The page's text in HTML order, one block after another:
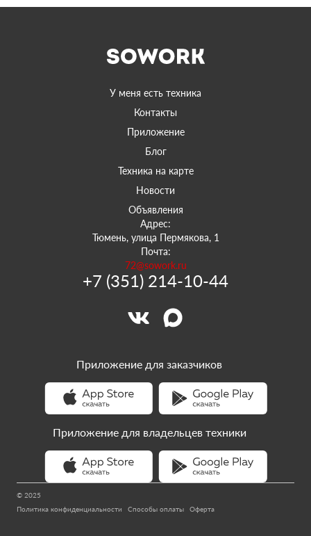
У меня есть техника
Контакты
Приложение
Блог
Техника на карте
Новости
Объявления
Адрес:
Тюмень, улица Пермякова, 1
Почта:
72@sowork.ru
+7 (351) 214-10-44
© 2025
Политика конфиденциальности
Способы оплаты Оферта
Приложение для заказчиков
Приложение для владельцев техники